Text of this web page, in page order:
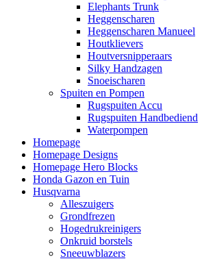
Elephants Trunk
Heggenscharen
Heggenscharen Manueel
Houtklievers
Houtversnipperaars
Silky Handzagen
Snoeischaren
Spuiten en Pompen
Rugspuiten Accu
Rugspuiten Handbediend
Waterpompen
Homepage
Homepage Designs
Homepage Hero Blocks
Honda Gazon en Tuin
Husqvarna
Alleszuigers
Grondfrezen
Hogedrukreinigers
Onkruid borstels
Sneeuwblazers